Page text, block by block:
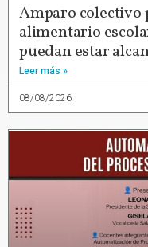
Amparo colectivo
alimentario
puedan estar
Leer más »
08/08/2026